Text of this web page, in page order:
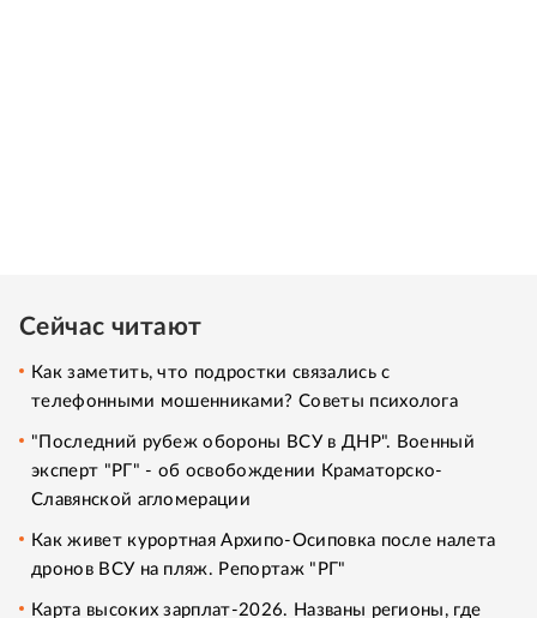
Сейчас читают
Как заметить, что подростки связались с
телефонными мошенниками? Советы психолога
"Последний рубеж обороны ВСУ в ДНР". Военный
эксперт "РГ" - об освобождении Краматорско-
Славянской агломерации
Как живет курортная Архипо-Осиповка после налета
дронов ВСУ на пляж. Репортаж "РГ"
Карта высоких зарплат-2026. Названы регионы, где